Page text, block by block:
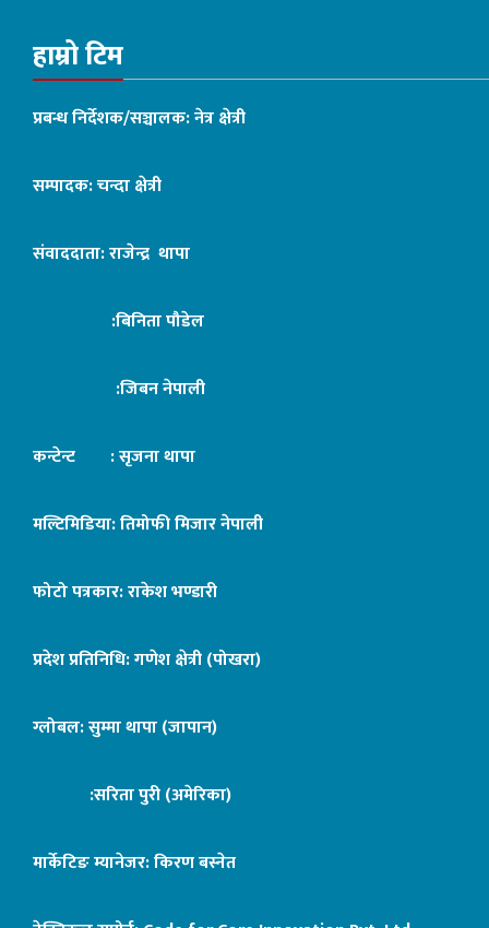
हाम्रो टिम
प्रबन्ध निर्देशक/सञ्चालक: नेत्र क्षेत्री
सम्पादक: चन्दा क्षेत्री
संवाददाता: राजेन्द्र थापा
:बिनिता पौडेल
:जिबन नेपाली
कन्टेन्ट : सृजना थापा
मल्टिमिडिया: तिमोफी मिजार नेपाली
फोटो पत्रकार: राकेश भण्डारी
प्रदेश प्रतिनिधि: गणेश क्षेत्री (पोखरा)
ग्लोबल: सुम्मा थापा (जापान)
:सरिता पुरी (अमेरिका)
मार्केटिङ म्यानेजर: किरण बस्नेत